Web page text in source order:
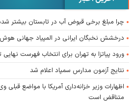
چرا مبلغ برخی قبوض آب در تابستان بیشتر
درخشش نخبگان ایرانی در المپیاد جهانی هوش
ورود پیاتزا به تهران برای انتخاب فهرست نهایی
نتایج آزمون مدارس سمپاد اعلام شد
اظهارات وزیر خزانه‌داری آمریکا با مواضع
متناقض است